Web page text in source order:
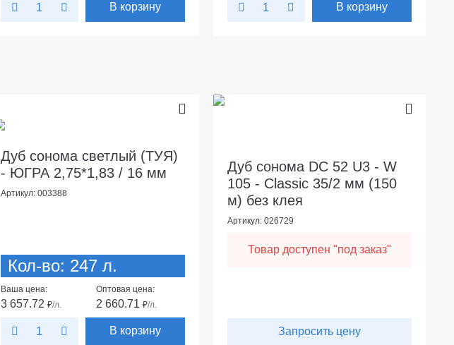
В корзину В корзину
Дуб сонома светлый (ТУЯ)
- ЮГРА 2,75*1,83 / 16 мм
Артикул: 003388
Кол-во: 247 л.
Ваша цена:
3 657.72 ₽/л.
Оптовая цена:
2 660.71₽/л.
В корзину
Дуб сонома DC 52 U3 - W
105 - Classic 35/2 мм (150
м) без клея
Артикул: 026729
Товар доступен "под заказ"
Запросить цену